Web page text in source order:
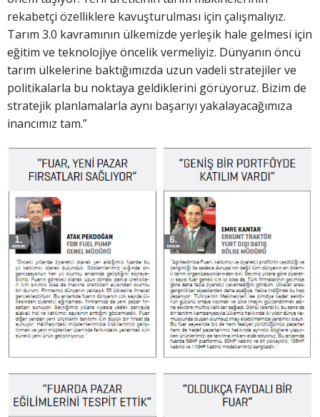
rekabetçi özelliklere kavuşturulması için çalışmalıyız.
Tarım 3.0 kavramının ülkemizde yerleşik hale gelmesi için
eğitim ve teknolojiye öncelik vermeliyiz. Dünyanın öncü
tarım ülkelerine baktığımızda uzun vadeli stratejiler ve
politikalarla bu noktaya geldiklerini görüyoruz. Bizim de
stratejik planlamalarla aynı başarıyı yakalayacağımıza
inancımız tam.”